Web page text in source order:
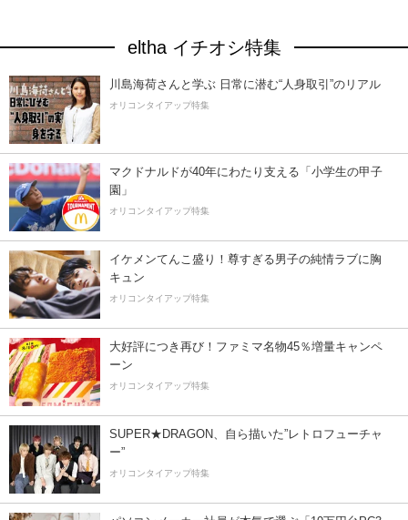
eltha イチオシ特集
川島海荷さんと学ぶ 日常に潜む“人身取引”のリアル
オリコンタイアップ特集
マクドナルドが40年にわたり支える「小学生の甲子
園」
オリコンタイアップ特集
イケメンてんこ盛り！尊すぎる男子の純情ラブに胸
キュン
オリコンタイアップ特集
大好評につき再び！ファミマ名物45％増量キャンペ
ーン
オリコンタイアップ特集
SUPER★DRAGON、自ら描いた”レトロフューチャ
ー”
オリコンタイアップ特集